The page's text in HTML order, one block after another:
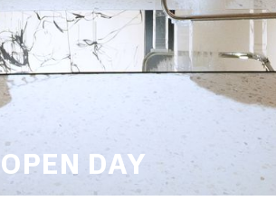
OPEN DAY